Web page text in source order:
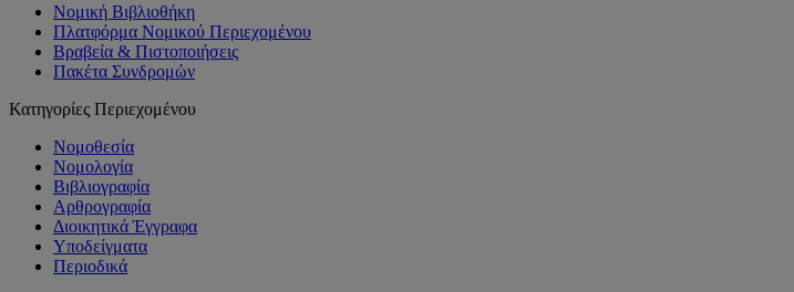
Νομική Βιβλιοθήκη
Πλατφόρμα Νομικού Περιεχομένου
Βραβεία & Πιστοποιήσεις
Πακέτα Συνδρομών
Κατηγορίες Περιεχομένου
Νομοθεσία
Νομολογία
Βιβλιογραφία
Αρθρογραφία
Διοικητικά Έγγραφα
Υποδείγματα
Περιοδικά